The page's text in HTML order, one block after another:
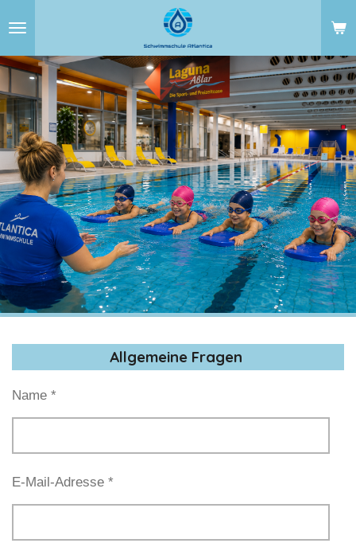
Zum
springen
Allgemeine Fragen
Name *
E-Mail-Adresse *